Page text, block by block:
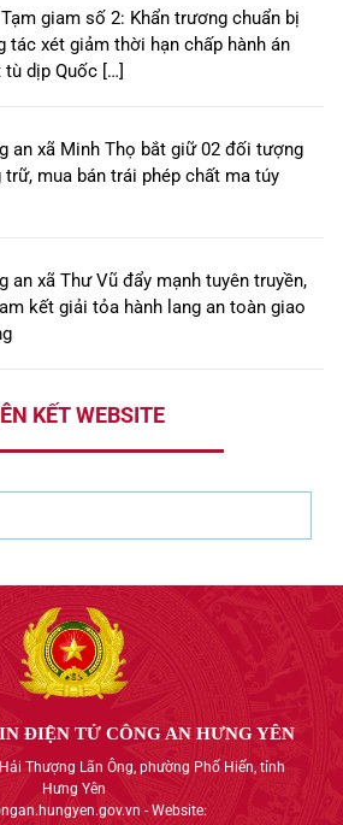
giam số 2: Khẩn trương chuẩn bị
tác xét giảm thời hạn chấp hành án
tù dịp Quốc […]
an xã Minh Thọ bắt giữ 02 đối tượng
trữ, mua bán trái phép chất ma túy
an xã Thư Vũ đẩy mạnh tuyên truyền,
kết giải tỏa hành lang an toàn giao
KẾT WEBSITE
ĐIỆN TỬ CÔNG AN HƯNG YÊN
Thượng Lãn Ông, phường Phố Hiến, tỉnh
Hưng Yên
- Website: